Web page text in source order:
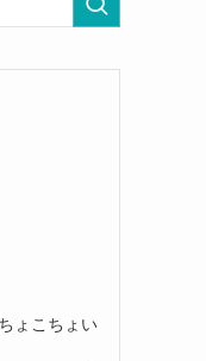
ょこちょい